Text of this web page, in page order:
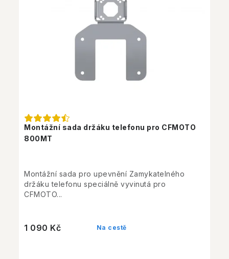
Montážní sada držáku telefonu pro CFMOTO
800MT
Na cestě
1 090 Kč
Montážní sada pro upevnění Zamykatelného
držáku telefonu speciálně vyvinutá pro
CFMOTO...